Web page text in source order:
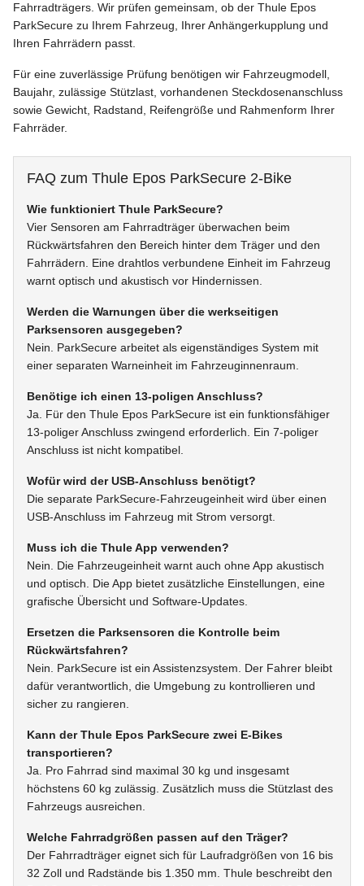
Fahrradträgers. Wir prüfen gemeinsam, ob der Thule Epos
ParkSecure zu Ihrem Fahrzeug, Ihrer Anhängerkupplung und
Ihren Fahrrädern passt.
Für eine zuverlässige Prüfung benötigen wir Fahrzeugmodell,
Baujahr, zulässige Stützlast, vorhandenen Steckdosenanschluss
sowie Gewicht, Radstand, Reifengröße und Rahmenform Ihrer
Fahrräder.
FAQ zum Thule Epos ParkSecure 2-Bike
Wie funktioniert Thule ParkSecure?
Vier Sensoren am Fahrradträger überwachen beim
Rückwärtsfahren den Bereich hinter dem Träger und den
Fahrrädern. Eine drahtlos verbundene Einheit im Fahrzeug
warnt optisch und akustisch vor Hindernissen.
Werden die Warnungen über die werkseitigen
Parksensoren ausgegeben?
Nein. ParkSecure arbeitet als eigenständiges System mit
einer separaten Warneinheit im Fahrzeuginnenraum.
Benötige ich einen 13-poligen Anschluss?
Ja. Für den Thule Epos ParkSecure ist ein funktionsfähiger
13-poliger Anschluss zwingend erforderlich. Ein 7-poliger
Anschluss ist nicht kompatibel.
Wofür wird der USB-Anschluss benötigt?
Die separate ParkSecure-Fahrzeugeinheit wird über einen
USB-Anschluss im Fahrzeug mit Strom versorgt.
Muss ich die Thule App verwenden?
Nein. Die Fahrzeugeinheit warnt auch ohne App akustisch
und optisch. Die App bietet zusätzliche Einstellungen, eine
grafische Übersicht und Software-Updates.
Ersetzen die Parksensoren die Kontrolle beim
Rückwärtsfahren?
Nein. ParkSecure ist ein Assistenzsystem. Der Fahrer bleibt
dafür verantwortlich, die Umgebung zu kontrollieren und
sicher zu rangieren.
Kann der Thule Epos ParkSecure zwei E-Bikes
transportieren?
Ja. Pro Fahrrad sind maximal 30 kg und insgesamt
höchstens 60 kg zulässig. Zusätzlich muss die Stützlast des
Fahrzeugs ausreichen.
Welche Fahrradgrößen passen auf den Träger?
Der Fahrradträger eignet sich für Laufradgrößen von 16 bis
32 Zoll und Radstände bis 1.350 mm. Thule beschreibt den